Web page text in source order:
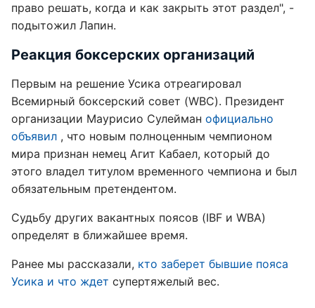
право решать, когда и как закрыть этот раздел", -
подытожил Лапин.
Реакция боксерских организаций
Первым на решение Усика отреагировал
Всемирный боксерский совет (WBC). Президент
организации Маурисио Сулейман официально
объявил , что новым полноценным чемпионом
мира признан немец Агит Кабаел, который до
этого владел титулом временного чемпиона и был
обязательным претендентом.
Судьбу других вакантных поясов (IBF и WBA)
определят в ближайшее время.
Ранее мы рассказали, кто заберет бывшие пояса
Усика и что ждет супертяжелый вес.